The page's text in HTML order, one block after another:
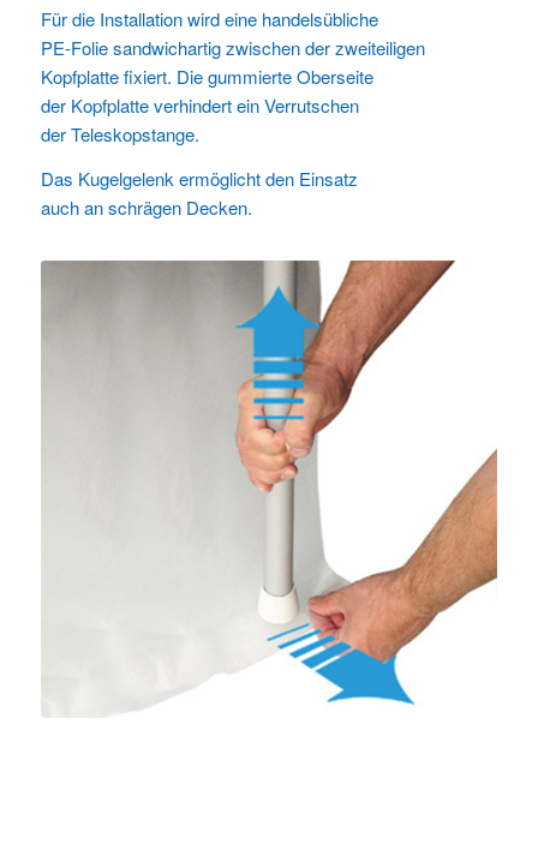
Für die Installation wird eine handelsübliche
PE-Folie sandwichartig zwischen der zweiteiligen
Kopfplatte fixiert. Die gummierte Oberseite
der Kopfplatte verhindert ein Verrutschen
der Teleskopstange.
Das Kugelgelenk ermöglicht den Einsatz
auch an schrägen Decken.